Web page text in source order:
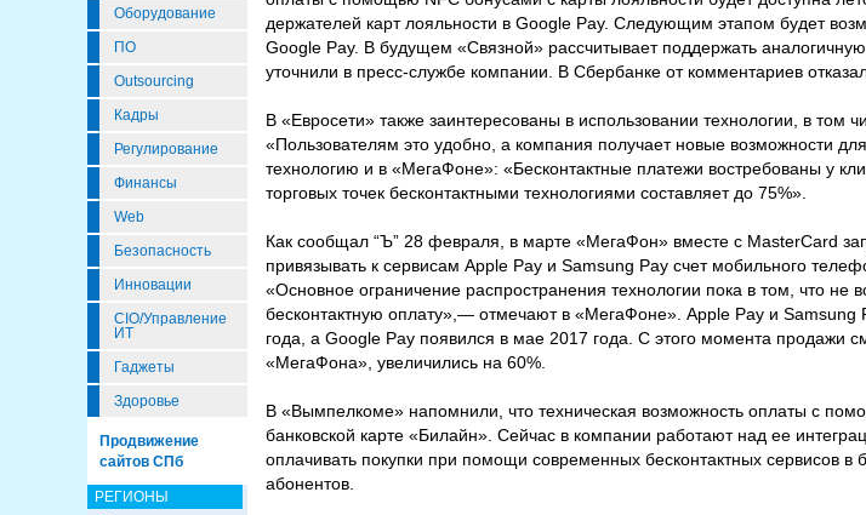
Оборудование
ПО
Outsourcing
Кадры
Регулирование
Финансы
Web
Безопасность
Инновации
CIO/Управление
ИТ
Гаджеты
Здоровье
Продвижение
сайтов СПб
РЕГИОНЫ
держателей карт лояльности в Google Pay. Следующим этапом будет
Google Pay. В будущем «Связной» рассчитывает поддержать
уточнили в пресс-службе компании. В Сбербанке от комментариев
В «Евросети» также заинтересованы в использовании технологии, в том
«Пользователям это удобно, а компания получает новые возможности
технологию и в «МегаФоне»: «Бесконтактные платежи востребованы у
торговых точек бесконтактными технологиями составляет до 75%».
Как сообщал “Ъ” 28 февраля, в марте «МегаФон» вместе с MasterCard
привязывать к сервисам Apple Pay и Samsung Pay счет мобильного
«Основное ограничение распространения технологии пока в том, что
бесконтактную оплату»,— отмечают в «МегаФоне». Apple Pay и Samsung
года, а Google Pay появился в мае 2017 года. С этого момента продажи
«МегаФона», увеличились на 60%.
В «Вымпелкоме» напомнили, что техническая возможность оплаты с
банковской карте «Билайн». Сейчас в компании работают над ее
оплачивать покупки при помощи современных бесконтактных сервисов
абонентов.